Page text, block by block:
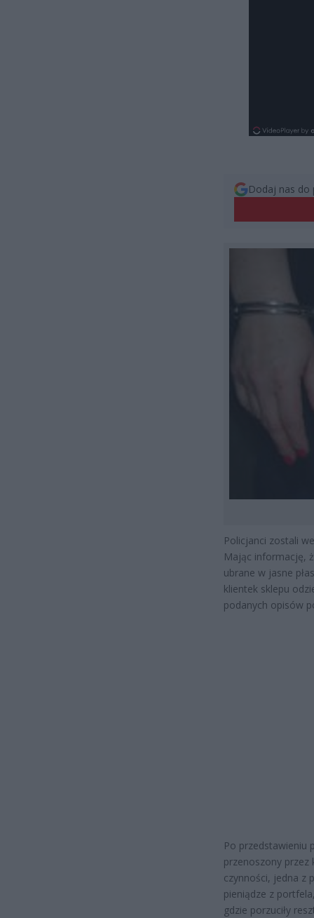
Dodaj nas do
Policjanci zostali
Mając informację,
ubrane w jasne
klientek sklepu
podanych opisów
Po przedstawieniu
przenoszony przez
czynności, jedna z
pieniądze z
gdzie porzuciły